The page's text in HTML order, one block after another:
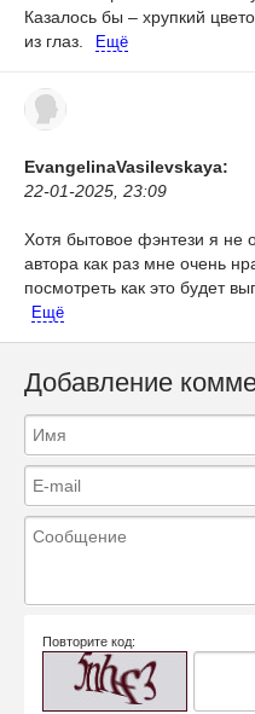
Казалось бы – хрупкий
из глаз.
Ещё
EvangelinaVasilevskaya:
22-01-2025, 23:09
Хотя бытовое фэнтези я не
автора как раз мне очень
посмотреть как это будет
Ещё
Добавление
Повторите код: